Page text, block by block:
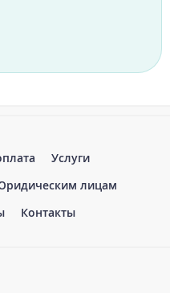
Услуги
лицам
Контакты